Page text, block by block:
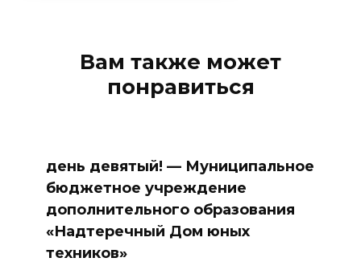
Вам также может
понравиться
день девятый! — Муниципальное
бюджетное учреждение
дополнительного образования
«Надтеречный Дом юных
техников»